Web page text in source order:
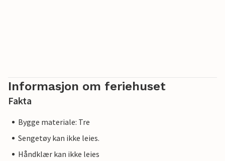
Informasjon om feriehuset
Fakta
Bygge materiale: Tre
Sengetøy kan ikke leies.
Håndklær kan ikke leies